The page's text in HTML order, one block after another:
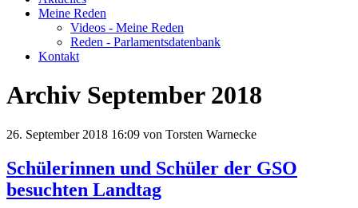
Meine Reden
Videos - Meine Reden
Reden - Parlamentsdatenbank
Kontakt
Archiv September 2018
26. September 2018 16:09 von Torsten Warnecke
Schülerinnen und Schüler der GSO
besuchten Landtag